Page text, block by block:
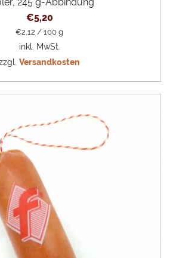
245 g-Abbindung
€5,20
€2,12 / 100 g
inkl. MwSt.
Versandkosten